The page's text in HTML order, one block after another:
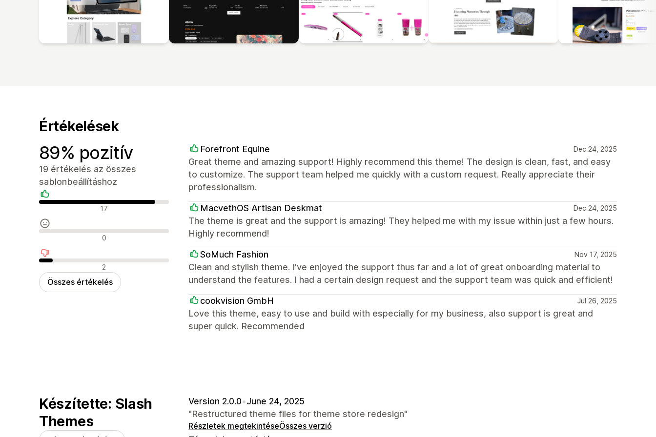
Értékelések
89% pozitív
19 értékelés az összes
sablonbeállításhoz
Pozitív értékelések
17
Semleges értékelések
0
Negatív értékelések
2
Összes értékelés
Forefront Equine Dec 24, 2025
Great theme and amazing support! Highly recommend this theme! The design is clean, fast, and easy
to customize. The support team helped me quickly with a custom request. Really appreciate their
professionalism.
MacvethOS Artisan Deskmat Dec 24, 2025
The theme is great and the support is amazing! They helped me with my issue within just a few hours.
Highly recommend!
SoMuch Fashion Nov 17, 2025
Clean and stylish theme. I've enjoyed the support thus far and a lot of great onboarding material to
understand the features. I had a certain design request and the support team was quick and efficient!
cookvision GmbH Jul 26, 2025
Love this theme, easy to use and build with especially for my business, also support is great and
super quick. Recommended
Készítette: Slash
Themes
Version 2.0.0•June 24, 2025
"Restructured theme files for theme store redesign"
Részletek megtekintéseÖsszes verzió